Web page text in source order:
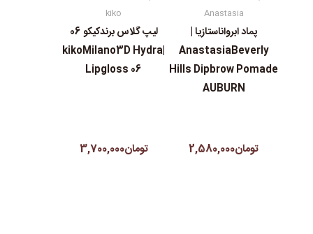
Anastasia
پماد ابرواناستازیا |
AnastasiaBeverly
Hills Dipbrow Pomade
AUBURN
تومان2,580,000
kiko
لیپ گلاس‌ برندکیکو 06
|kikoMilano3D Hydra
Lipgloss 06
تومان3,700,000